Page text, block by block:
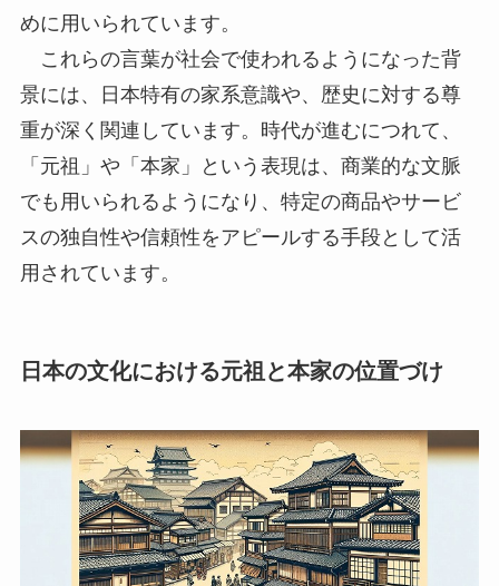
めに用いられています。
これらの言葉が社会で使われるようになった背
景には、日本特有の家系意識や、歴史に対する尊
重が深く関連しています。時代が進むにつれて、
「元祖」や「本家」という表現は、商業的な文脈
でも用いられるようになり、特定の商品やサービ
スの独自性や信頼性をアピールする手段として活
用されています。
日本の文化における元祖と本家の位置づけ